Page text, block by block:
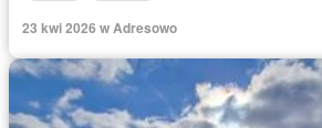
23 kwi 2026 w Adresowo